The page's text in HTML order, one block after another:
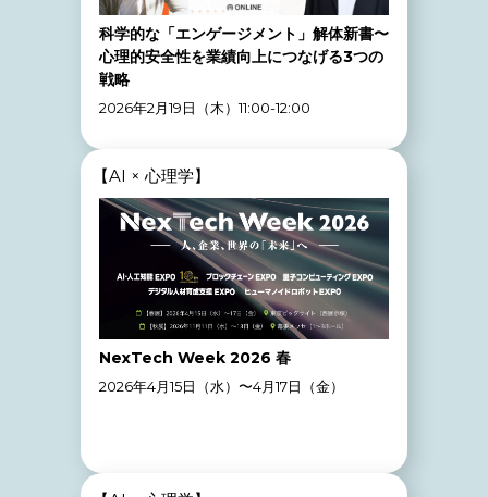
科学的な「エンゲージメント」解体新書〜
心理的安全性を業績向上につなげる3つの
戦略
2026年2月19日（木）11:00-12:00
【AI × 心理学】
NexTech Week 2026 春
2026年4月15日（水）〜4月17日（金）